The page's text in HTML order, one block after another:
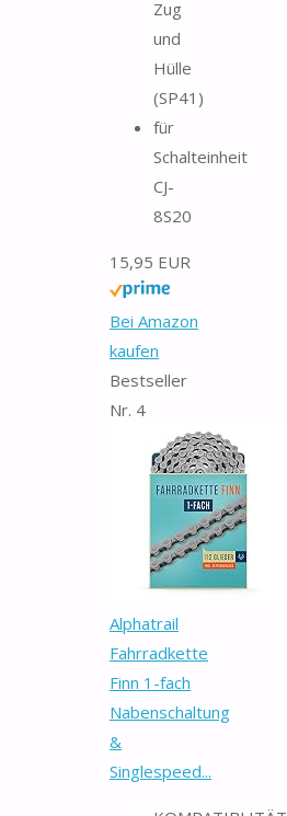
Zug
und
Hülle
(SP41)
für
Schalteinheit
CJ-
8S20
15,95 EUR
Bei Amazon
kaufen
Bestseller
Nr. 4
Alphatrail
Fahrradkette
Finn 1-fach
Nabenschaltung
&
Singlespeed...